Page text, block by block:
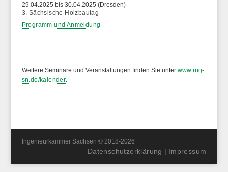
29.04.2025 bis 30.04.2025 (Dresden)
3. Sächsische Holzbautag
Programm und Anmeldung
Weitere Seminare und Veranstaltungen finden Sie unter www.ing-
sn.de/kalender
Ingenieurkammer Sachsen © 2018-2026
Datenschutzerklärung | Impressum